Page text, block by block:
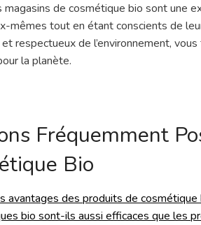
magasins de cosmétique bio sont une
mêmes tout en étant conscients de
respectueux de l’environnement,
la planète.
Fréquemment
Bio
avantages des produits de cosmétique
bio sont-ils aussi efficaces que les